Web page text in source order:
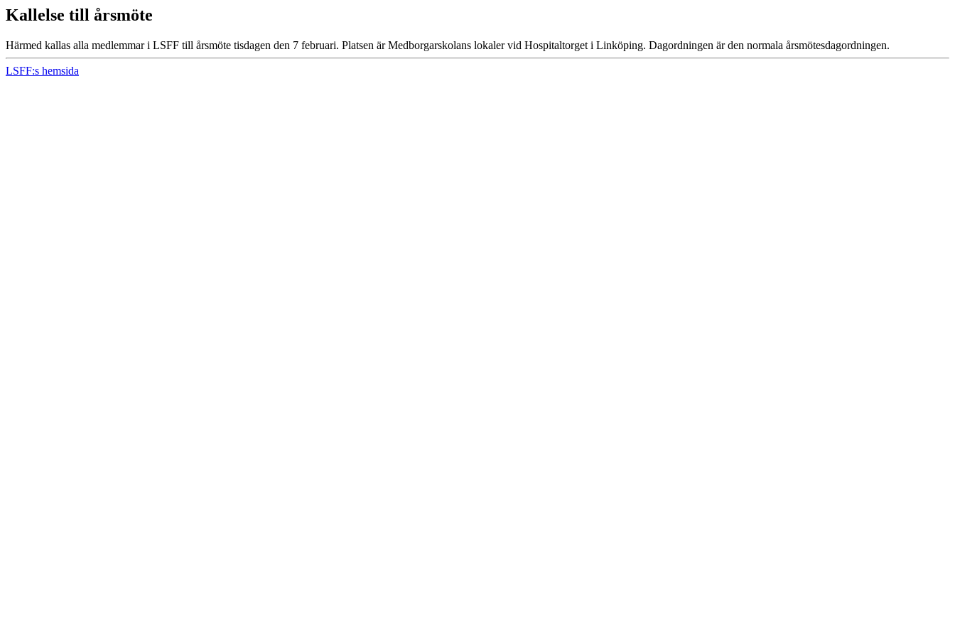
Kallelse till årsmöte
Härmed kallas alla medlemmar i LSFF till årsmöte tisdagen den 7 februari. Platsen är Medborgarskolans lokaler vid Hospitaltorget i Linköping. Dagordningen är den normala årsmötesdagordningen.
LSFF:s hemsida